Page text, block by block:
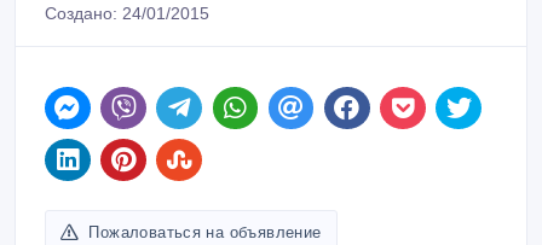
Создано: 24/01/2015
Пожаловаться на объявление